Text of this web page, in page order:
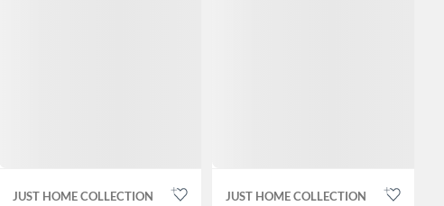
JUST HOME COLLECTION JUST HOME COLLECTION